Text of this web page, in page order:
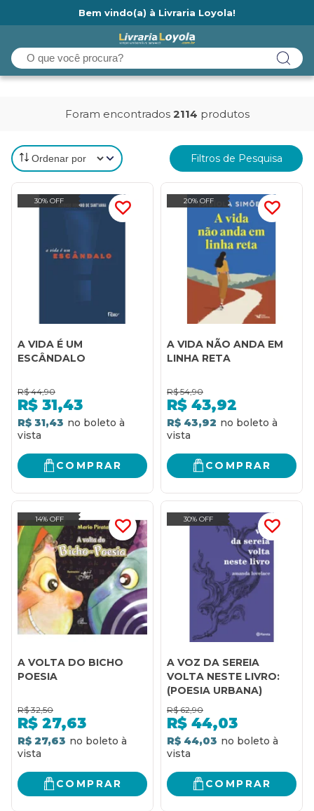
Bem vindo(a) à Livraria Loyola!
Foram encontrados 2114 produtos
Filtros de Pesquisa
30% OFF
A VIDA É UM
ESCÂNDALO
R$ 44,90
R$ 31,43
R$ 31,43
COMPRAR
20% OFF
A VIDA NÃO ANDA EM
LINHA RETA
R$ 54,90
R$ 43,92
R$ 43,92
COMPRAR
14% OFF
A VOLTA DO BICHO
POESIA
R$ 32,50
R$ 27,63
R$ 27,63
COMPRAR
30% OFF
A VOZ DA SEREIA
VOLTA NESTE LIVRO:
(POESIA URBANA)
R$ 62,90
R$ 44,03
R$ 44,03
COMPRAR